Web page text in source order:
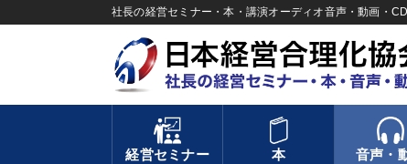
社長の経営セミナー・本・講演オーディオ音声・動画・
経営セミナー 本 音声・